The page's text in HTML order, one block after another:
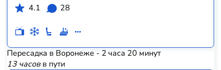
4.1 28
Пересадка в Воронеже - 2 часа 20 минут
13 часовв пути